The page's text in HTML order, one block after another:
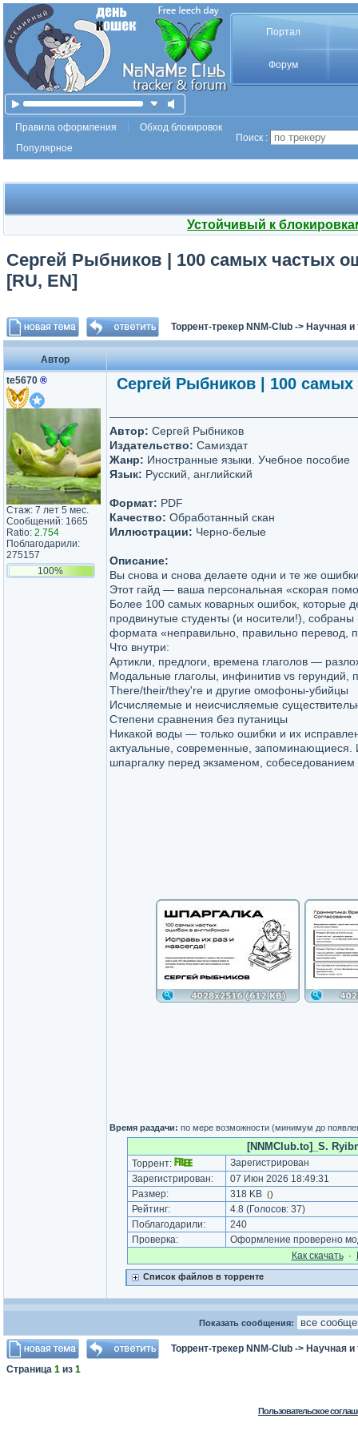
Портал
Форум
Правила оформления
Обход блокировок
Популярное
Поиск :
Устойчивый к
Сергей Рыбников | 100 самых частых
[RU, EN]
Торрент-трекер NNM-Club -> Научная и
Автор
te5670 ®
Стаж: 7 лет 5 мес.
Сообщений: 1665
Ratio: 2.754
Поблагодарили:
275157
100%
Сергей Рыбников | 100
Автор: Сергей Рыбников
Издательство: Самиздат
Жанр: Иностранные языки. Учебное пособие
Язык: Русский, английский
Формат: PDF
Качество: Обработанный скан
Иллюстрации: Черно-белые
Описание:
Вы снова и снова делаете одни и те же
Этот гайд — ваша персональная «скорая
Более 100 самых коварных ошибок, которые
продвинутые студенты (и носители!), собраны
формата «неправильно, правильно перевод,
Что внутри:
Артикли, предлоги, времена глаголов —
Модальные глаголы, инфинитив vs герундий,
There/their/they're и другие омофоны-убийцы
Исчисляемые и неисчисляемые
Степени сравнения без путаницы
Никакой воды — только ошибки и их
актуальные, современные, запоминающиеся.
шпаргалку перед экзаменом,
Время раздачи: по мере возможности (минимум до
[NNMClub.to]_S.
Торрент:
Зарегистрирован
Зарегистрирован:
07 Июн 2026 18:49:31
Размер:
318 KB ()
Рейтинг: 4.8 (Голосов: 37)
Поблагодарили:
240
Проверка:
Оформление проверено
Как cкачать·
Список файлов в торренте
Показать сообщения:
Торрент-трекер NNM-Club -> Научная и
Страница 1 из 1
Пользовательское